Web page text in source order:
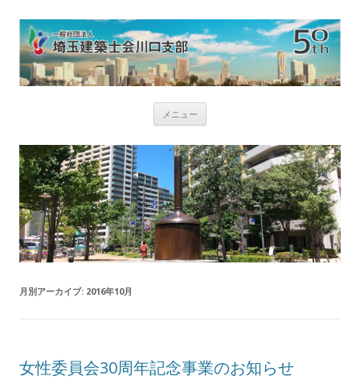
メニュー
ン
ツ
へ
ス
キ
ッ
プ
月別アーカイブ: 2016年10月
女性委員会30周年記念事業のお知らせ